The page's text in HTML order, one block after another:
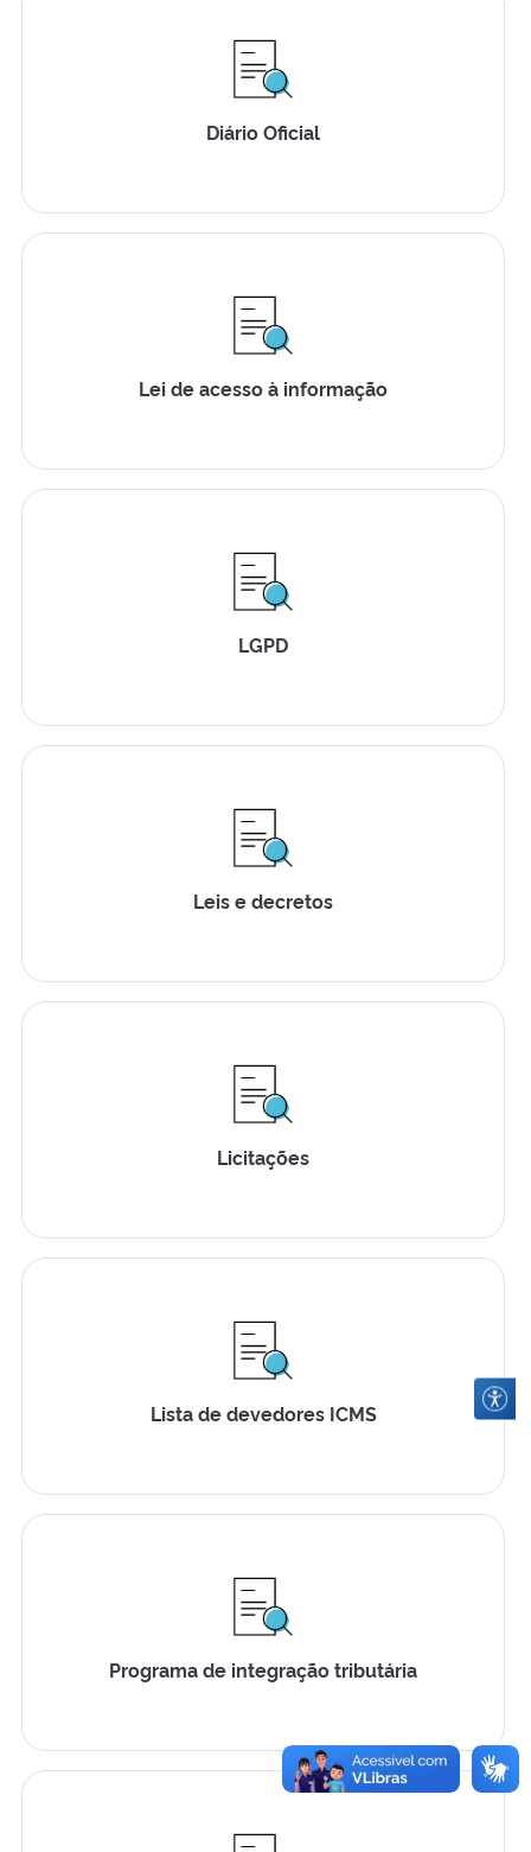
Diário Oficial
Lei de acesso à informação
LGPD
Leis e decretos
Licitações
Lista de devedores ICMS
Programa de integração tributária